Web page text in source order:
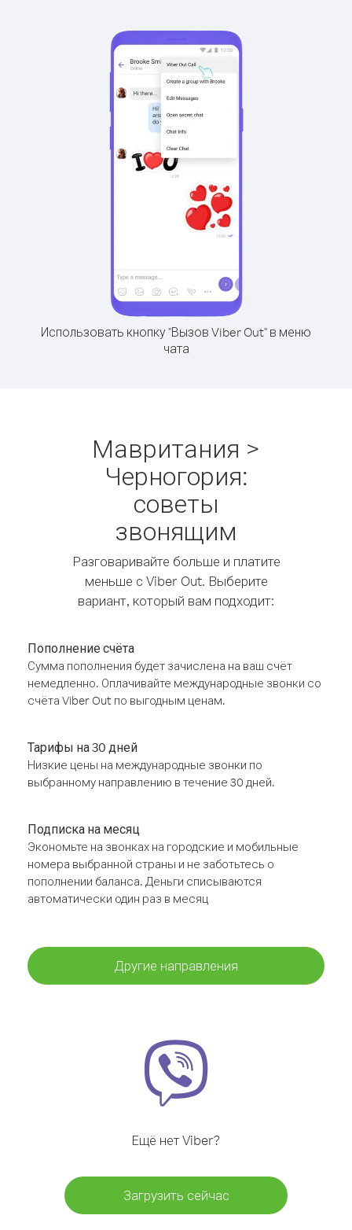
Использовать кнопку "Вызов Viber Out" в меню
чата
Мавритания >
Черногория:
советы
звонящим
Разговаривайте больше и платите
меньше с Viber Out. Выберите
вариант, который вам подходит:
Пополнение счёта
Сумма пополнения будет зачислена на ваш счёт
немедленно. Оплачивайте международные звонки со
счёта Viber Out по выгодным ценам.
Тарифы на 30 дней
Низкие цены на международные звонки по
выбранному направлению в течение 30 дней.
Подписка на месяц
Экономьте на звонках на городские и мобильные
номера выбранной страны и не заботьтесь о
пополнении баланса. Деньги списываются
автоматически один раз в месяц
Другие направления
Ещё нет Viber?
Загрузить сейчас